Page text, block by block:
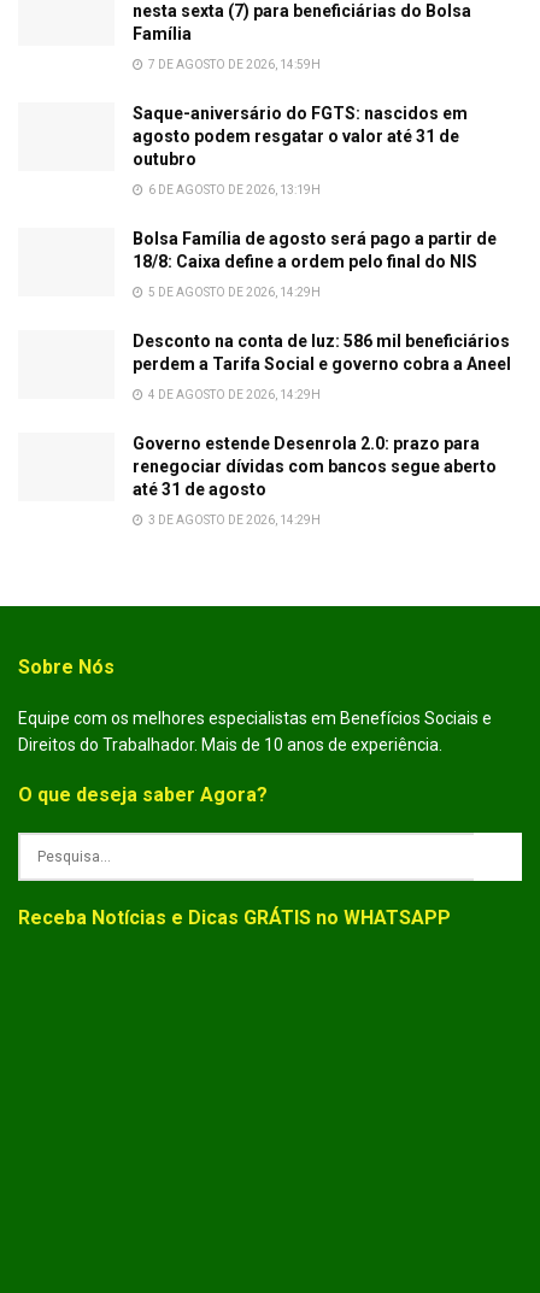
nesta sexta (7) para beneficiárias do Bolsa
Família
7 DE AGOSTO DE 2026, 14:59H
Saque-aniversário do FGTS: nascidos em
agosto podem resgatar o valor até 31 de
outubro
6 DE AGOSTO DE 2026, 13:19H
Bolsa Família de agosto será pago a partir de
18/8: Caixa define a ordem pelo final do NIS
5 DE AGOSTO DE 2026, 14:29H
Desconto na conta de luz: 586 mil beneficiários
perdem a Tarifa Social e governo cobra a Aneel
4 DE AGOSTO DE 2026, 14:29H
Governo estende Desenrola 2.0: prazo para
renegociar dívidas com bancos segue aberto
até 31 de agosto
3 DE AGOSTO DE 2026, 14:29H
Sobre Nós
Equipe com os melhores especialistas em Benefícios Sociais e
Direitos do Trabalhador. Mais de 10 anos de experiência.
O que deseja saber Agora?
Receba Notícias e Dicas GRÁTIS no WHATSAPP